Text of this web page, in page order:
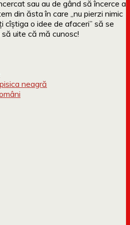
sau au de gând să încerce a
din ăsta în care „nu pierzi nimic
cîștiga o idee de afaceri” să se
să uite că mă cunosc!
neagră